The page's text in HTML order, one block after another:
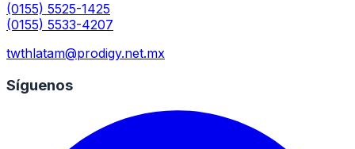
(0155) 5525-1425
(0155) 5533-4207
twthlatam@prodigy.net.mx
Síguenos